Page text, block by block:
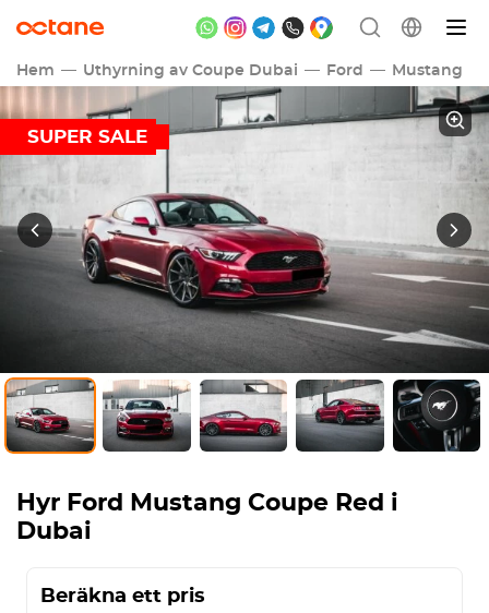
Hem Uthyrning av Coupe Dubai Ford Mustang
SUPER SALE
Hyr Ford Mustang Coupe Red i
Dubai
Beräkna ett pris